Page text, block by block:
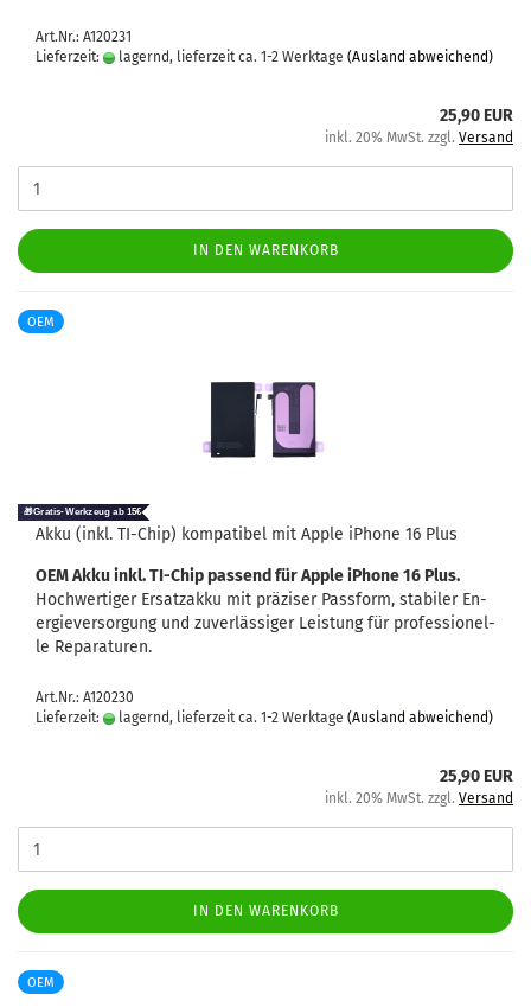
Art.Nr.: A120231
Lieferzeit:
lagernd, lieferzeit ca. 1-2 Werktage (Ausland abweichend)
25,90 EUR
inkl. 20% MwSt. zzgl. Versand
IN DEN WARENKORB
OEM
Akku (inkl. TI-​Chip) kom­pa­ti­bel mit Apple iPho­ne 16 Plus
OEM Akku inkl. TI-​Chip pas­send für Apple iPho­ne 16 Plus.
Hoch­wer­ti­ger Er­satz­ak­ku mit prä­zi­ser Pass­form, sta­bi­ler En­
er­gie­ver­sor­gung und zu­ver­läs­si­ger Leis­tung für pro­fes­sio­nel­
le Re­pa­ra­tu­ren.
Art.Nr.: A120230
Lieferzeit:
lagernd, lieferzeit ca. 1-2 Werktage (Ausland abweichend)
25,90 EUR
inkl. 20% MwSt. zzgl. Versand
IN DEN WARENKORB
OEM